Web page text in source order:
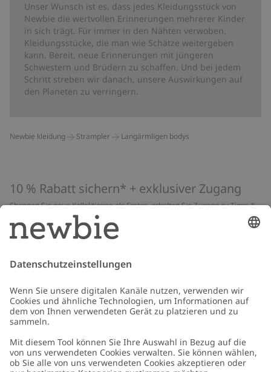
Unser Wunsch ist es, dass jedes Kleidungsstück von
Newbie die wertvollen Erinnerungen mehrerer Kinder
in sich trägt. Für immer in den Nähten verwoben.
Kleidungsstücke, die man wie Schätze weitergeben
kann. Bereit, neue Erinnerungen mit jüngeren
Schwestern und Brüdern zu schaffen. Und bei jedem
Schritt streben wir danach, unsere Auswirkungen auf
den Planeten zu verringern.
Newbie kleidung Strampler Langärmligen bodys
10 % Rabatt sichern* + exklusiver Zugang
Shoppen Sie neue Kollektionen als Erstes, erhalten Sie Zugang zu Tipps &
Guides und profitieren Sie von exklusiven Angeboten
*Gilt nur für deine erste Bestellung und ist nicht mit anderen Rabatten
oder Angeboten kombinierbar. Gilt nicht für limitierte Artikel. Lies unsere
Schicken